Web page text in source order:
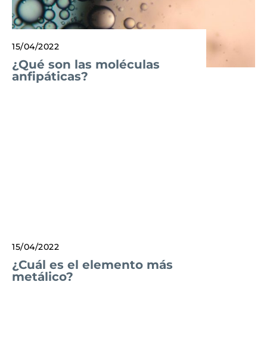
15/04/2022
¿Qué son las moléculas
anfipáticas?
15/04/2022
¿Cuál es el elemento más
metálico?